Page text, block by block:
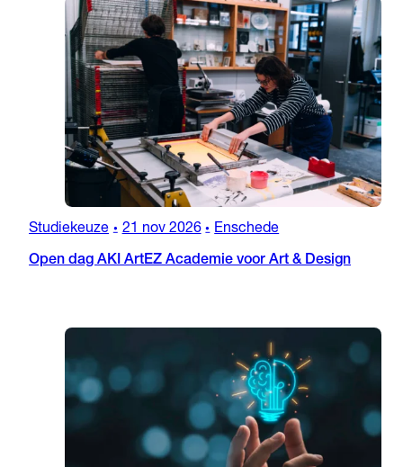
Studiekeuze • 21 nov 2026 • Enschede
Open dag AKI ArtEZ Academie voor Art & Design